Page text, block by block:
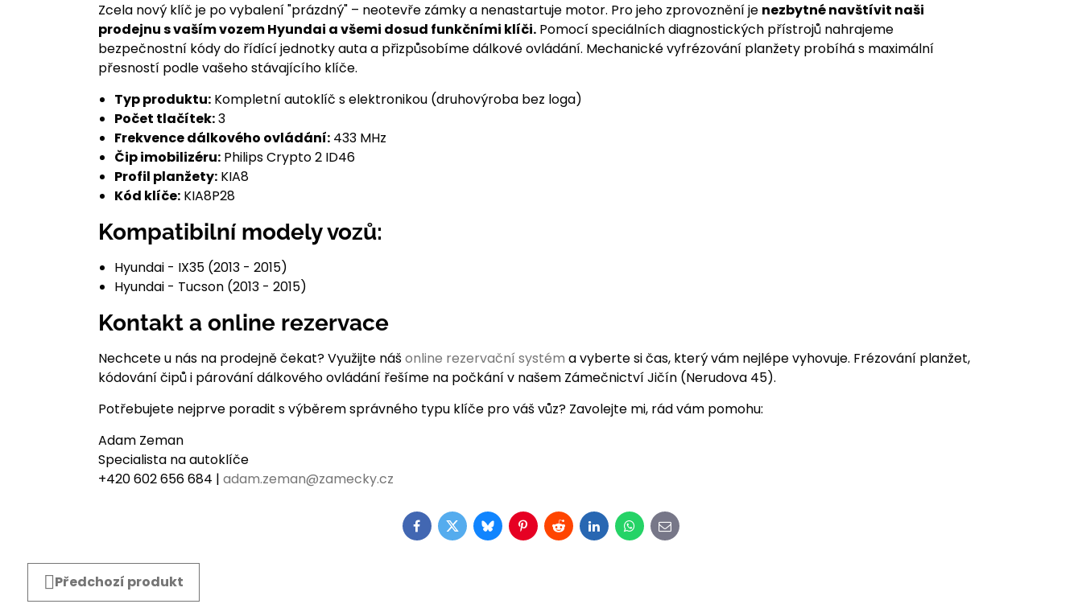
Zcela nový klíč je po vybalení "prázdný" – neotevře zámky a nenastartuje motor. Pro jeho zprovoznění je nezbytné navštívit naši
prodejnu s vaším vozem Hyundai a všemi dosud funkčními klíči.Pomocí speciálních diagnostických přístrojů nahrajeme
bezpečnostní kódy do řídící jednotky auta a přizpůsobíme dálkové ovládání. Mechanické vyfrézování planžety probíhá s maximální
přesností podle vašeho stávajícího klíče.
Typ produktu:Kompletní autoklíč s elektronikou (druhovýroba bez loga)
Počet tlačítek:3
Frekvence dálkového ovládání:433 MHz
Čip imobilizéru:Philips Crypto 2 ID46
Profil planžety:KIA8
Kód klíče:KIA8P28
Kompatibilní modely vozů:
Hyundai - IX35 (2013 - 2015)
Hyundai - Tucson (2013 - 2015)
Kontakt a online rezervace
Nechcete u nás na prodejně čekat? Využijte nášonline rezervační systém a vyberte si čas, který vám nejlépe vyhovuje. Frézování planžet,
kódování čipů i párování dálkového ovládání řešíme na počkání v našem Zámečnictví Jičín (Nerudova 45).
Potřebujete nejprve poradit s výběrem správného typu klíče pro váš vůz? Zavolejte mi, rád vám pomohu:
Adam Zeman
Specialista na autoklíče
+420 602 656 684 | adam.zeman@zamecky.cz
Facebook
TwitterBlueskyPinterest
RedditLinkedInWhatsApp
E-
mail
Předchozí produkt